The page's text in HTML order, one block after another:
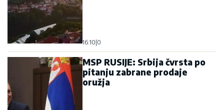
16:10 0
MSP RUSIJE: Srbija čvrsta po
pitanju zabrane prodaje
oružja